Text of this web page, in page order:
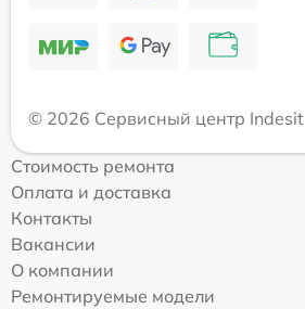
© 2026 Сервисный центр Indesit
Стоимость ремонта
Оплата и доставка
Контакты
Вакансии
О компании
Ремонтируемые модели